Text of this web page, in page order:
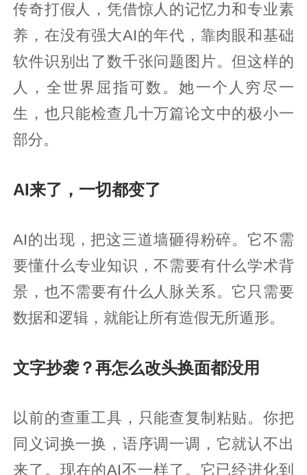
传奇打假人，凭借惊人的记忆力和专业素
养，在没有强大AI的年代，靠肉眼和基础
软件识别出了数千张问题图片。但这样的
人，全世界屈指可数。她一个人穷尽一
生，也只能检查几十万篇论文中的极小一
部分。
AI来了，一切都变了
AI的出现，把这三道墙砸得粉碎。它不需
要懂什么专业知识，不需要有什么学术背
景，也不需要有什么人脉关系。它只需要
数据和逻辑，就能让所有造假无所遁形。
文字抄袭？再怎么改头换面都没用
以前的查重工具，只能查复制粘贴。你把
同义词换一换，语序调一调，它就认不出
来了。现在的AI不一样了。它已经进化到